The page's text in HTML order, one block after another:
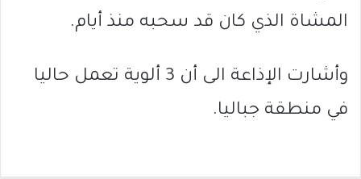
المشاة الذي كان قد سحبه منذ أيام.
وأشارت الإذاعة الى أن 3 ألوية تعمل حاليا
في منطقة جباليا.